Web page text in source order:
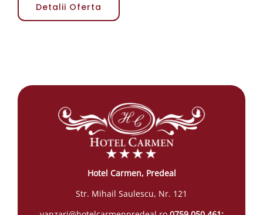
Detalii Oferta
Hotel Carmen, Predeal
Str. Mihail Saulescu, Nr. 121